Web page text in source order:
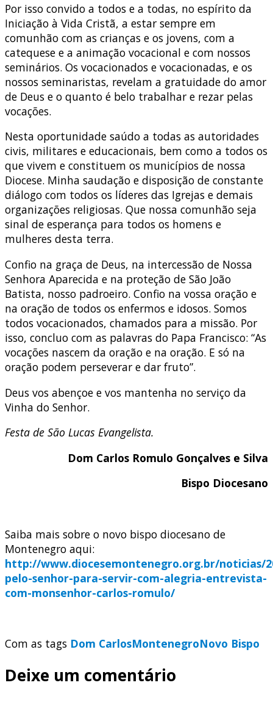
Por isso convido a todos e a todas, no espírito da
Iniciação à Vida Cristã, a estar sempre em
comunhão com as crianças e os jovens, com a
catequese e a animação vocacional e com nossos
seminários. Os vocacionados e vocacionadas, e os
nossos seminaristas, revelam a gratuidade do amor
de Deus e o quanto é belo trabalhar e rezar pelas
vocações.
Nesta oportunidade saúdo a todas as autoridades
civis, militares e educacionais, bem como a todos os
que vivem e constituem os municípios de nossa
Diocese. Minha saudação e disposição de constante
diálogo com todos os líderes das Igrejas e demais
organizações religiosas. Que nossa comunhão seja
sinal de esperança para todos os homens e
mulheres desta terra.
Confio na graça de Deus, na intercessão de Nossa
Senhora Aparecida e na proteção de São João
Batista, nosso padroeiro. Confio na vossa oração e
na oração de todos os enfermos e idosos. Somos
todos vocacionados, chamados para a missão. Por
isso, concluo com as palavras do Papa Francisco: “As
vocações nascem da oração e na oração. E só na
oração podem perseverar e dar fruto”.
Deus vos abençoe e vos mantenha no serviço da
Vinha do Senhor.
Festa de São Lucas Evangelista.
Dom Carlos Romulo Gonçalves e Silva
Bispo Diocesano
Saiba mais sobre o novo bispo diocesano de
Montenegro aqui:
http://www.diocesemontenegro.org.br/noticias/
pelo-senhor-para-servir-com-alegria-entrevista-
com-monsenhor-carlos-romulo/
Com as tags Dom CarlosMontenegroNovo Bispo
Deixe um comentário